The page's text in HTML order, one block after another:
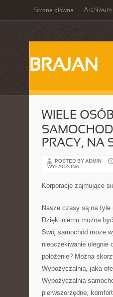
Strona główna Archiwum
BRAJAN
WIELE
PRACY, NA
POSTED BY ADMIN
WYŁĄCZONA
Korporacje zajmujące
Nasze czasy są na tyle
Dzięki niemu można
Swój samochód może
nieoczekiwanie ulegnie
położenie? Można
Wypożyczalnia, jaka
Wypożyczalnia
pierwszorzędne,